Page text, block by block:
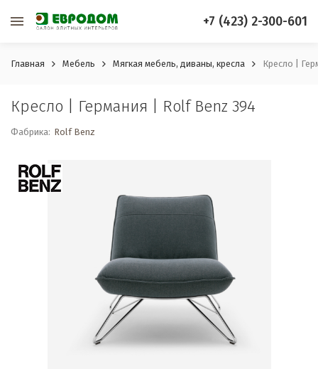
+7 (423) 2-300-601
Главная Мебель Мягкая мебель, диваны, кресла Кресло |
Кресло | Германия | Rolf Benz 394
Фабрика: Rolf Benz